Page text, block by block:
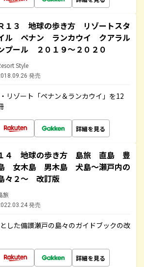
１３ 地球の歩き方 リゾートスタ
ル ペナン ランカウイ クアラル
プール ２０１９～２０２０
Style
発売
リゾート「ペナン＆ランカウイ」を12
詳細を見る
４ 地球の歩き方 島旅 直島 豊
女木島 男木島 犬島～瀬戸内の
々２～ 改訂版
旅
発売
した備讃瀬戸の島々のガイドブックの改
詳細を見る